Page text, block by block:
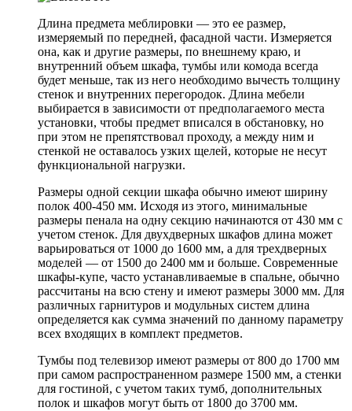
Длина предмета меблировки — это ее размер,
измеряемый по передней, фасадной части. Измеряется
она, как и другие размеры, по внешнему краю, и
внутренний объем шкафа, тумбы или комода всегда
будет меньше, так из него необходимо вычесть толщину
стенок и внутренних перегородок. Длина мебели
выбирается в зависимости от предполагаемого места
установки, чтобы предмет вписался в обстановку, но
при этом не препятствовал проходу, а между ним и
стенкой не оставалось узких щелей, которые не несут
функциональной нагрузки.
Размеры одной секции шкафа обычно имеют ширину
полок 400-450 мм. Исходя из этого, минимальные
размеры пенала на одну секцию начинаются от 430 мм с
учетом стенок. Для двухдверных шкафов длина может
варьироваться от 1000 до 1600 мм, а для трехдверных
моделей — от 1500 до 2400 мм и больше. Современные
шкафы-купе, часто устанавливаемые в спальне, обычно
рассчитаны на всю стену и имеют размеры 3000 мм. Для
различных гарнитуров и модульных систем длина
определяется как сумма значений по данному параметру
всех входящих в комплект предметов.
Тумбы под телевизор имеют размеры от 800 до 1700 мм
при самом распространенном размере 1500 мм, а стенки
для гостиной, с учетом таких тумб, дополнительных
полок и шкафов могут быть от 1800 до 3700 мм.